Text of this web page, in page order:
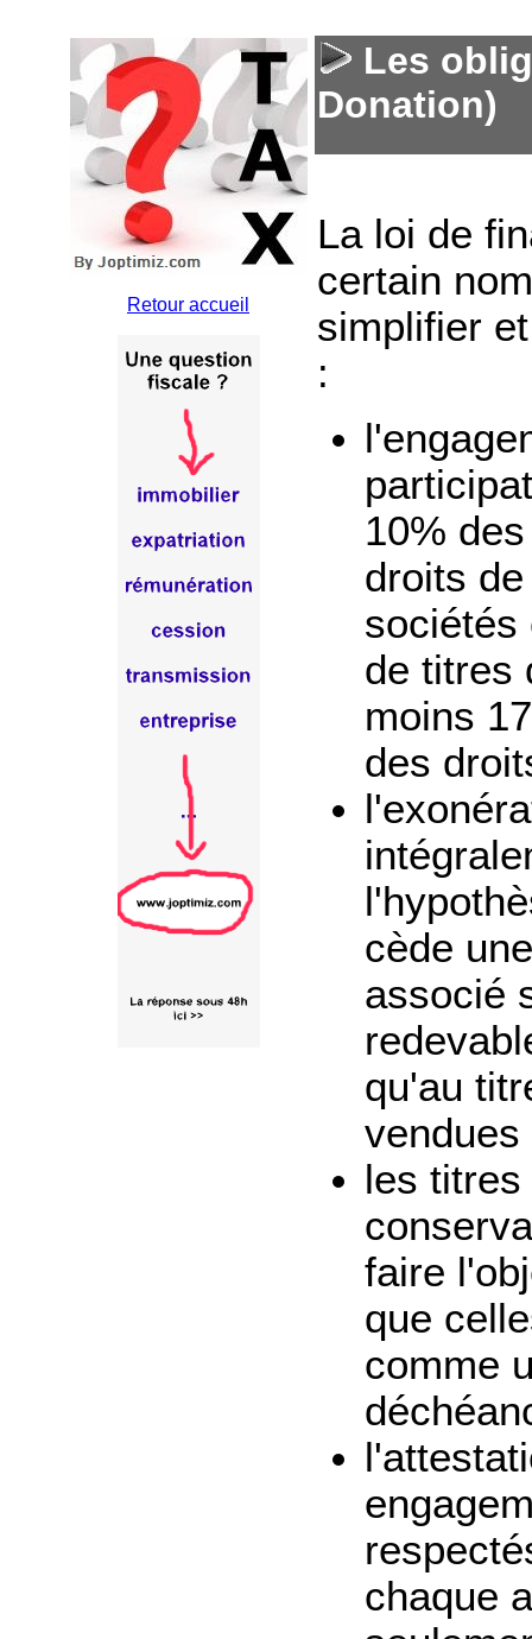
Retour accueil
Les
Donation)
La loi de
certain
simplifier
:
10%
droits
sociétés
de titres
moins
des
cède
associé
qu'au
vendues
les
faire
que
comme
chaque